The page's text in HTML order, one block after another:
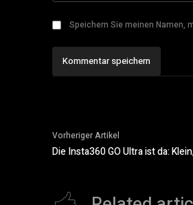
Speichern Sie meinen Namen,
Vorheriger Artikel
Die Insta360 GO Ultra ist da: